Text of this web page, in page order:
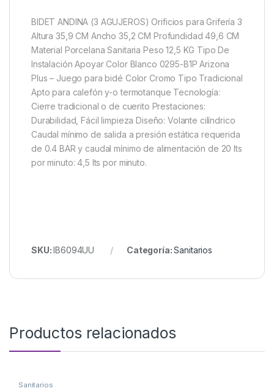
BIDET ANDINA (3 AGUJEROS) Orificios para Grifería 3
Altura 35,9 CM Ancho 35,2 CM Profundidad 49,6 CM
Material Porcelana Sanitaria Peso 12,5 KG Tipo De
Instalación Apoyar Color Blanco 0295-B1P Arizona
Plus – Juego para bidé Color Cromo Tipo Tradicional
Apto para calefón y-o termotanque Tecnología:
Cierre tradicional o de cuerito Prestaciones:
Durabilidad, Fácil limpieza Diseño: Volante cilíndrico
Caudal mínimo de salida a presión estática requerida
de 0.4 BAR y caudal mínimo de alimentación de 20 lts
por minuto: 4,5 lts por minuto.
SKU:IB6094UU Categoría:Sanitarios
Productos relacionados
Sanitarios